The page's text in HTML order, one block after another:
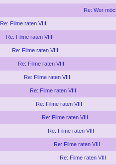
Re: Wer
Re: Filme raten VIII
Re: Filme raten VIII
Re: Filme raten VIII
Re: Filme raten VIII
Re: Filme raten VIII
Re: Filme raten VIII
Re: Filme raten VIII
Re: Filme raten VIII
Re: Filme raten VIII
Re: Filme raten VIII
Re: Filme raten VIII